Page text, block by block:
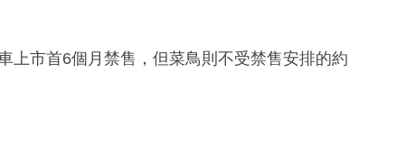
上市首6個月禁售，但菜鳥則不受禁售安排的約